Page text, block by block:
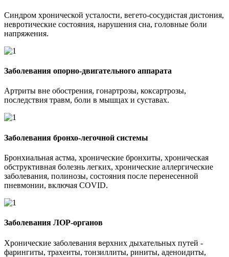
Синдром хронической усталости, вегето-сосудистая дистония,
невротические состояния, нарушения сна, головные боли
напряжения.
Заболевания опорно-двигательного аппарата
Артриты вне обострения, гонартрозы, коксартрозы,
последствия травм, боли в мышцах и суставах.
Заболевания бронхо-легочной системы
Бронхиальная астма, хронические бронхиты, хроническая
обструктивная болезнь легких, хронические аллергические
заболевания, полинозы, состояния после перенесенной
пневмонии, включая COVID.
Заболевания ЛОР-органов
Хронические заболевания верхних дыхательных путей -
фарингиты, трахеиты, тонзиллиты, риниты, аденоидиты,